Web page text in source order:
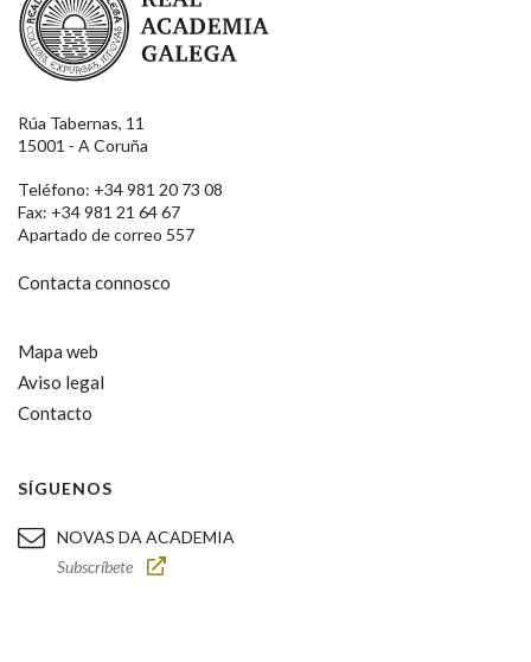
Rúa Tabernas, 11
15001 - A Coruña
Teléfono: +34 981 20 73 08
Fax: +34 981 21 64 67
Apartado de correo 557
Contacta connosco
Mapa web
Aviso legal
Contacto
SÍGUENOS
NOVAS DA ACADEMIA
Subscríbete